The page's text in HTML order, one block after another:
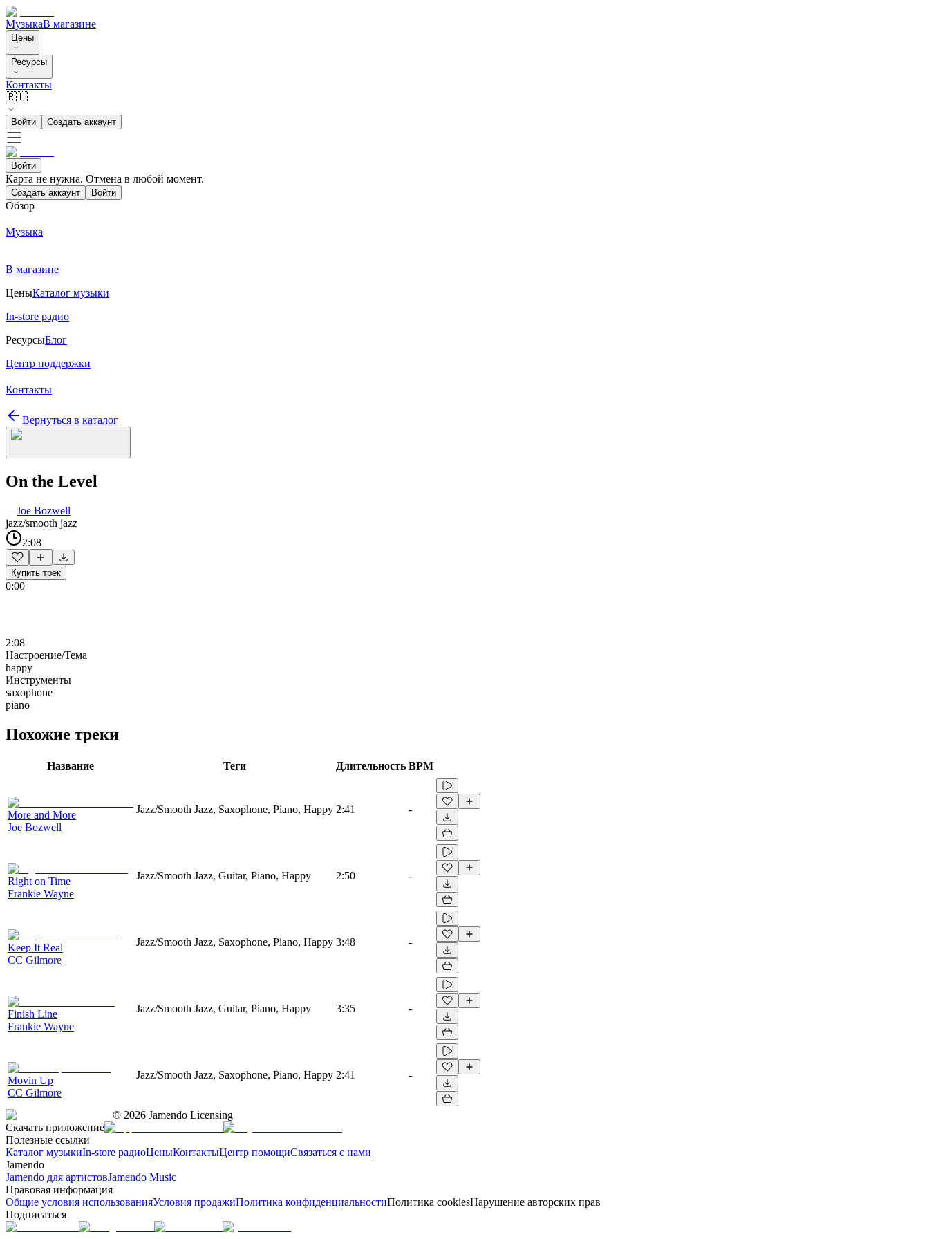
МузыкаВ магазине
Цены
Ресурсы
Контакты
🇷🇺
Войти Создать аккаунт
Войти
Карта не нужна. Отмена в любой момент.
Создать аккаунт Войти
Обзор
Музыка
В магазине
ЦеныКаталог музыки
In-store радио
РесурсыБлог
Центр поддержки
Контакты
Вернуться в каталог
On the Level
—Joe Bozwell
jazz/smooth jazz
2:08
Купить трек
0:00
2:08
Настроение/Тема
happy
Инструменты
saxophone
piano
Похожие треки
Название Теги Длительность BPM
More and More
Joe Bozwell
Jazz/Smooth Jazz, Saxophone, Piano, Happy 2:41 -
Right on Time
Frankie Wayne
Jazz/Smooth Jazz, Guitar, Piano, Happy 2:50 -
Keep It Real
CC Gilmore
Jazz/Smooth Jazz, Saxophone, Piano, Happy 3:48 -
Finish Line
Frankie Wayne
Jazz/Smooth Jazz, Guitar, Piano, Happy 3:35 -
Movin Up
CC Gilmore
Jazz/Smooth Jazz, Saxophone, Piano, Happy 2:41 -
© 2026 Jamendo Licensing
Скачать приложение
Полезные ссылки
Каталог музыкиIn-store радиоЦеныКонтактыЦентр помощиСвязаться с нами
Jamendo
Jamendo для артистовJamendo Music
Правовая информация
Общие условия использованияУсловия продажиПолитика конфиденциальностиПолитика cookiesНарушение авторских прав
Подписаться